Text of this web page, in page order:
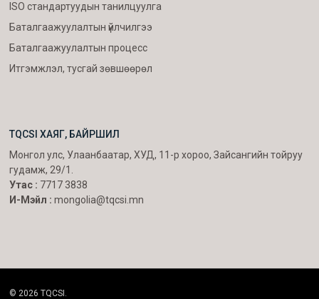
ISO стандартуудын танилцуулга
Баталгаажуулалтын үйлчилгээ
Баталгаажуулалтын процесс
Итгэмжлэл, тусгай зөвшөөрөл
TQCSI ХАЯГ, БАЙРШИЛ
Монгол улс, Улаанбаатар, ХУД, 11-р хороо, Зайсангийн тойруу
гудамж, 29/1.
Утас : 7717 3838
И-Мэйл : mongolia@tqcsi.mn
© 2026 TQCSI.